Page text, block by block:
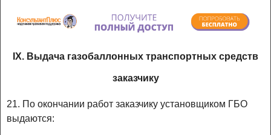
IX. Выдача газобаллонных транспортных средств
заказчику
21. По окончании работ заказчику установщиком ГБО
выдаются: